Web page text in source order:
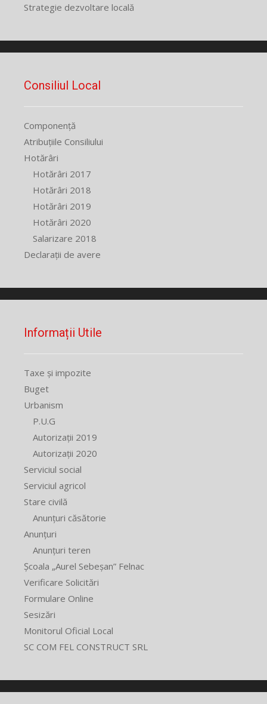
Strategie dezvoltare locală
Consiliul Local
Componență
Atribuțiile Consiliului
Hotărâri
Hotărâri 2017
Hotărâri 2018
Hotărâri 2019
Hotărâri 2020
Salarizare 2018
Declarații de avere
Informații Utile
Taxe și impozite
Buget
Urbanism
P.U.G
Autorizații 2019
Autorizații 2020
Serviciul social
Serviciul agricol
Stare civilă
Anunțuri căsătorie
Anunțuri
Anunțuri teren
Școala „Aurel Sebeșan” Felnac
Verificare Solicitări
Formulare Online
Sesizări
Monitorul Oficial Local
SC COM FEL CONSTRUCT SRL